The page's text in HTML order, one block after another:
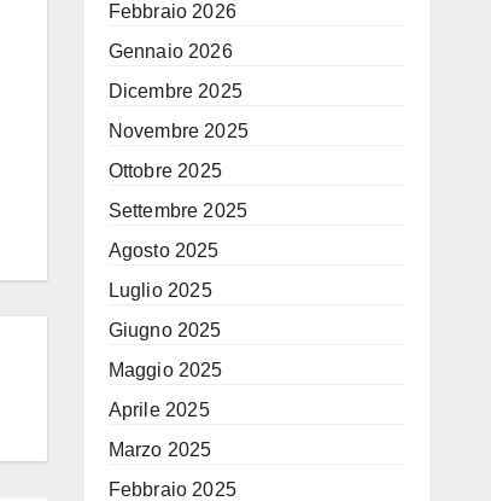
Febbraio 2026
Gennaio 2026
Dicembre 2025
Novembre 2025
Ottobre 2025
Settembre 2025
Agosto 2025
Luglio 2025
Giugno 2025
Maggio 2025
Aprile 2025
Marzo 2025
Febbraio 2025